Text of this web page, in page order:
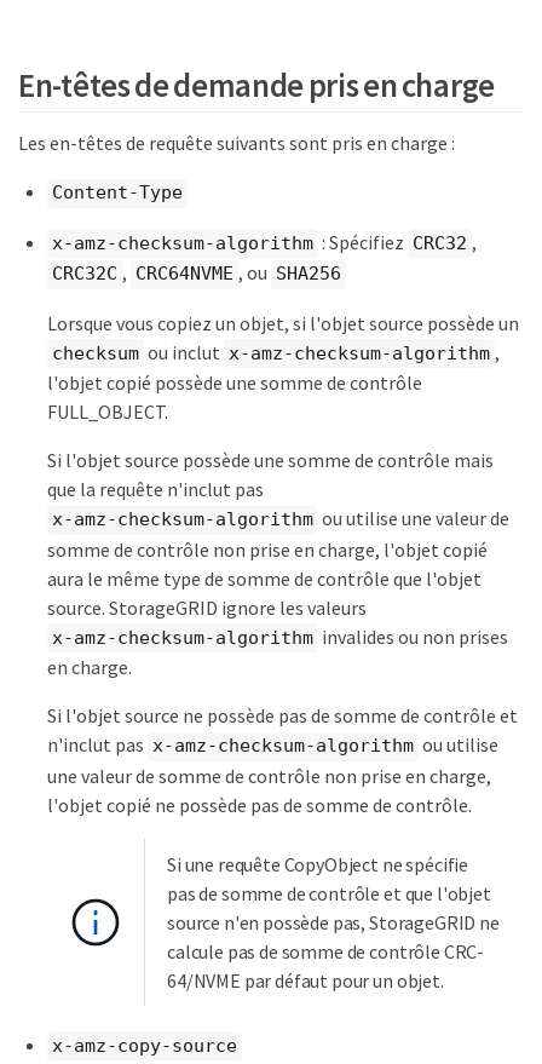
En-têtes de demande pris en charge
Les en-têtes de requête suivants sont pris en charge :
Content-Type
x-amz-checksum-algorithm : Spécifiez CRC32 ,
CRC32C , CRC64NVME , ou SHA256
Lorsque vous copiez un objet, si l'objet source possède un
checksum ou inclut x-amz-checksum-algorithm ,
l'objet copié possède une somme de contrôle
FULL_OBJECT.
Si l'objet source possède une somme de contrôle mais
que la requête n'inclut pas
x-amz-checksum-algorithm ou utilise une valeur de
somme de contrôle non prise en charge, l'objet copié
aura le même type de somme de contrôle que l'objet
source. StorageGRID ignore les valeurs
x-amz-checksum-algorithm invalides ou non prises
en charge.
Si l'objet source ne possède pas de somme de contrôle et
n'inclut pas x-amz-checksum-algorithm ou utilise
une valeur de somme de contrôle non prise en charge,
l'objet copié ne possède pas de somme de contrôle.
Si une requête CopyObject ne spécifie
pas de somme de contrôle et que l'objet
source n'en possède pas, StorageGRID ne
calcule pas de somme de contrôle CRC-
64/NVME par défaut pour un objet.
x-amz-copy-source